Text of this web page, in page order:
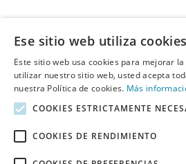
Ese sitio web utiliza cookies
Este sitio web usa cookies para mejorar
utilizar nuestro sitio web, usted acepta
nuestra Política de cookies. Más
COOKIES ESTRICTAMENTE
COOKIES DE RENDIMIENTO